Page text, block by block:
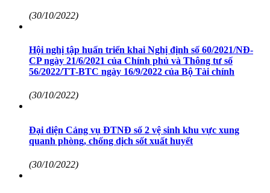
(30/10/2022)
Hội nghị tập huấn triển khai Nghị định số 60/2021/NĐ-
CP ngày 21/6/2021 của Chính phủ và Thông tư số
56/2022/TT-BTC ngày 16/9/2022 của Bộ Tài chính
(30/10/2022)
Đại diện Cảng vụ ĐTNĐ số 2 vệ sinh khu vực xung
quanh phòng, chống dịch sốt xuất huyết
(30/10/2022)